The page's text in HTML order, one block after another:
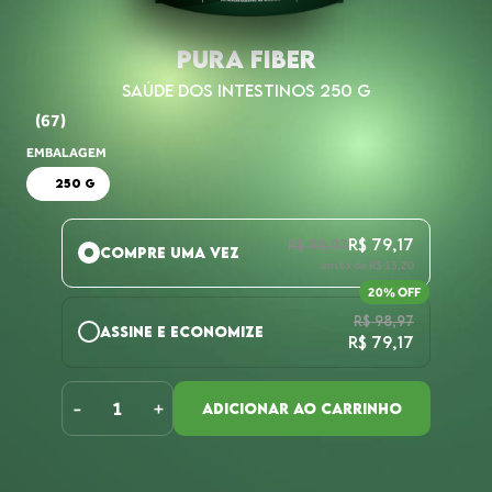
PURA FIBER
SAÚDE DOS INTESTINOS 250 G
(67)
EMBALAGEM
250 G
COMPRE UMA VEZ R$ 98,97R$ 79,17
em 6x de R$ 13,20
20% OFF
ASSINE E ECONOMIZE
R$ 98,97
R$ 79,17
- + ADICIONAR AO CARRINHO